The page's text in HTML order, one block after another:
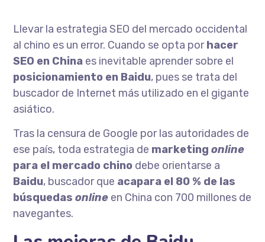
Llevar la estrategia SEO del mercado occidental
al chino es un error. Cuando se opta porhacer
SEO en China es inevitable aprender sobre el
posicionamiento en Baidu, pues se trata del
buscador de Internet más utilizado en el gigante
asiático.
Tras la censura de Google por las autoridades de
ese país, toda estrategia de marketingonline
para el mercado chino debe orientarse a
Baidu, buscador que acapara el 80 % de las
búsquedasonline en China con 700 millones de
navegantes.